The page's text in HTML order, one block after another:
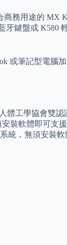
務用途的 MX
牙鍵盤或 K580
或筆記型電腦
體工學協會雙認
裝軟體即可支
統，無須安裝